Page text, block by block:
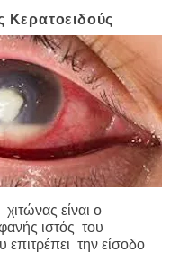
είναι ο
ιστός του
την είσοδο
Κερατοειδούς